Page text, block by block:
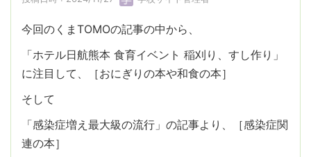
今回のくまTOMOの記事の中から、
「ホテル日航熊本 食育イベント 稲刈り、すし作り」
に注目して、［おにぎりの本や和食の本］
そして
「感染症増え最大級の流行」の記事より、［感染症関
連の本］